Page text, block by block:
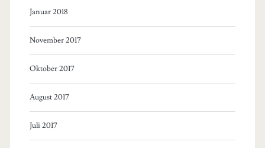
Januar 2018
November 2017
Oktober 2017
August 2017
Juli 2017